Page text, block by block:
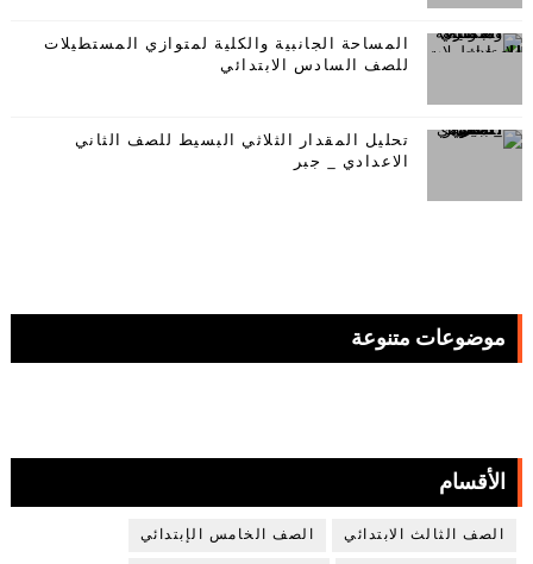
المساحة الجانبية والكلية لمتوازي المستطيلات
للصف السادس الابتدائي
تحليل المقدار الثلاثي البسيط للصف الثاني
الاعدادي _ جبر
موضوعات متنوعة
الأقسام
الصف الثالث الابتدائي الصف الخامس الإبتدائي